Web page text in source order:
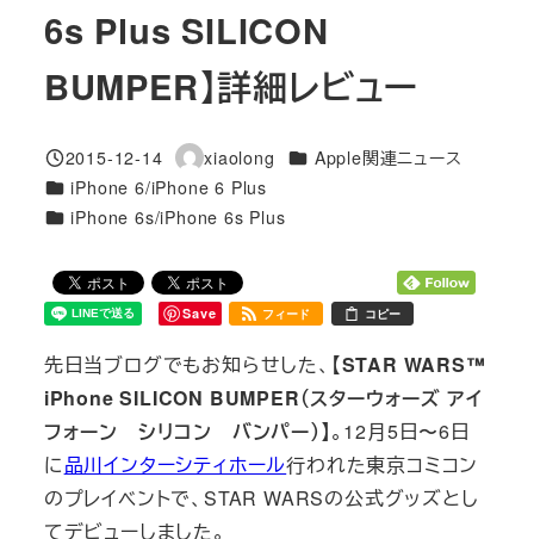
6s Plus SILICON
BUMPER】詳細レビュー
投稿日
2015-12-14
著
者
xiaolong カテゴリー
Apple関連ニュース
カテゴリー
iPhone 6/iPhone 6 Plus
カテゴリー
iPhone 6s/iPhone 6s Plus
Save フィード コピー
先日当ブログでもお知らせした、 【STAR WARS™
iPhone SILICON BUMPER（スターウォーズ アイ
フォーン シリコン バンパー）】。12月5日〜6日
に品川インターシティホール行われた東京コミコン
のプレイベントで、STAR WARSの公式グッズとし
てデビューしました。